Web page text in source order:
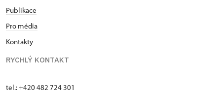
Publikace
Pro média
Kontakty
RYCHLÝ KONTAKT
tel.: +420 482 724 301